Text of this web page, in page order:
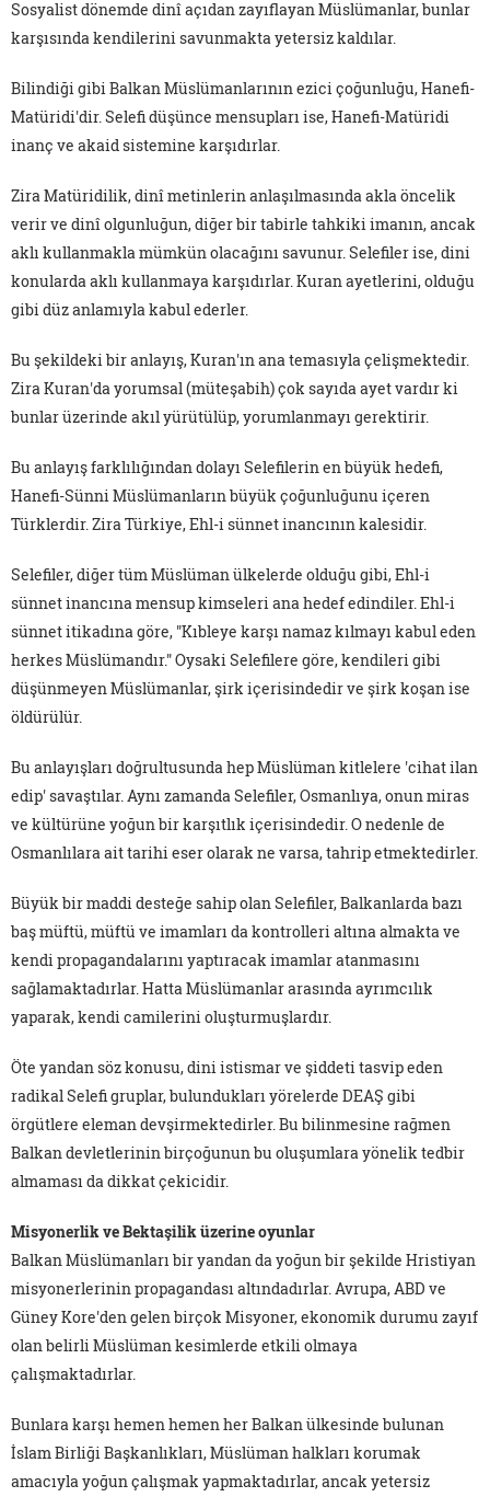
Sosyalist dönemde dinî açıdan zayıflayan Müslümanlar, bunlar
karşısında kendilerini savunmakta yetersiz kaldılar.
Bilindiği gibi Balkan Müslümanlarının ezici çoğunluğu, Hanefi-
Matüridi'dir. Selefi düşünce mensupları ise, Hanefi-Matüridi
inanç ve akaid sistemine karşıdırlar.
Zira Matüridilik, dinî metinlerin anlaşılmasında akla öncelik
verir ve dinî olgunluğun, diğer bir tabirle tahkiki imanın, ancak
aklı kullanmakla mümkün olacağını savunur. Selefiler ise, dini
konularda aklı kullanmaya karşıdırlar. Kuran ayetlerini, olduğu
gibi düz anlamıyla kabul ederler.
Bu şekildeki bir anlayış, Kuran'ın ana temasıyla çelişmektedir.
Zira Kuran'da yorumsal (müteşabih) çok sayıda ayet vardır ki
bunlar üzerinde akıl yürütülüp, yorumlanmayı gerektirir.
Bu anlayış farklılığından dolayı Selefilerin en büyük hedefi,
Hanefi-Sünni Müslümanların büyük çoğunluğunu içeren
Türklerdir. Zira Türkiye, Ehl-i sünnet inancının kalesidir.
Selefiler, diğer tüm Müslüman ülkelerde olduğu gibi, Ehl-i
sünnet inancına mensup kimseleri ana hedef edindiler. Ehl-i
sünnet itikadına göre, "Kıbleye karşı namaz kılmayı kabul eden
herkes Müslümandır." Oysaki Selefilere göre, kendileri gibi
düşünmeyen Müslümanlar, şirk içerisindedir ve şirk koşan ise
öldürülür.
Bu anlayışları doğrultusunda hep Müslüman kitlelere 'cihat ilan
edip' savaştılar. Aynı zamanda Selefiler, Osmanlıya, onun miras
ve kültürüne yoğun bir karşıtlık içerisindedir. O nedenle de
Osmanlılara ait tarihi eser olarak ne varsa, tahrip etmektedirler.
Büyük bir maddi desteğe sahip olan Selefiler, Balkanlarda bazı
baş müftü, müftü ve imamları da kontrolleri altına almakta ve
kendi propagandalarını yaptıracak imamlar atanmasını
sağlamaktadırlar. Hatta Müslümanlar arasında ayrımcılık
yaparak, kendi camilerini oluşturmuşlardır.
Öte yandan söz konusu, dini istismar ve şiddeti tasvip eden
radikal Selefi gruplar, bulundukları yörelerde DEAŞ gibi
örgütlere eleman devşirmektedirler. Bu bilinmesine rağmen
Balkan devletlerinin birçoğunun bu oluşumlara yönelik tedbir
almaması da dikkat çekicidir.
Misyonerlik ve Bektaşilik üzerine oyunlar
Balkan Müslümanları bir yandan da yoğun bir şekilde Hristiyan
misyonerlerinin propagandası altındadırlar. Avrupa, ABD ve
Güney Kore'den gelen birçok Misyoner, ekonomik durumu zayıf
olan belirli Müslüman kesimlerde etkili olmaya
çalışmaktadırlar.
Bunlara karşı hemen hemen her Balkan ülkesinde bulunan
İslam Birliği Başkanlıkları, Müslüman halkları korumak
amacıyla yoğun çalışmak yapmaktadırlar, ancak yetersiz